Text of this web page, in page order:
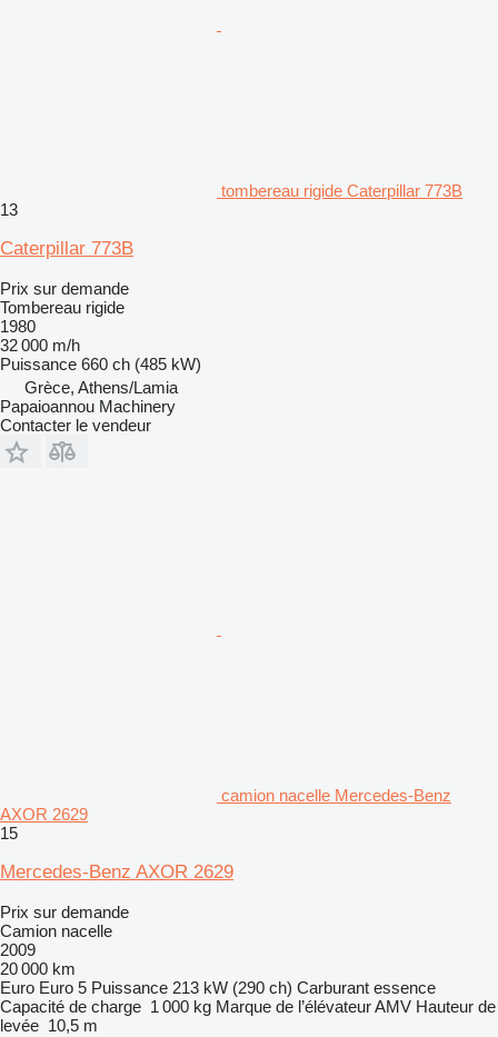
tombereau rigide Caterpillar 773B
13
Caterpillar 773B
Prix sur demande
Tombereau rigide
1980
32 000 m/h
Puissance 660 ch (485 kW)
Grèce, Athens/Lamia
Papaioannou Machinery
Contacter le vendeur
camion nacelle Mercedes-Benz
AXOR 2629
15
Mercedes-Benz AXOR 2629
Prix sur demande
Camion nacelle
2009
20 000 km
Euro Euro 5 Puissance 213 kW (290 ch) Carburant essence
Capacité de charge 1 000 kg Marque de l’élévateurAMV Hauteur de
levée 10,5 m